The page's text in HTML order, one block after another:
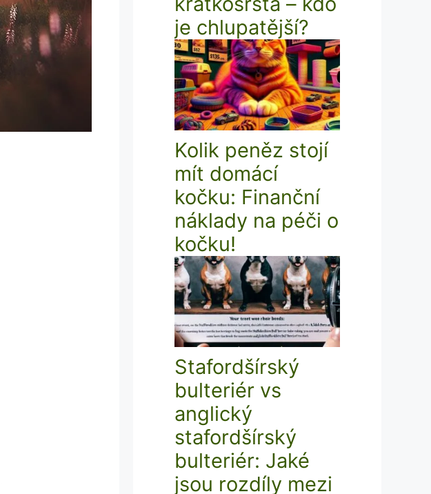
je chlupatější?
Kolik peněz stojí
mít domácí
kočku: Finanční
náklady na péči o
kočku!
Stafordšírský
bulteriér vs
anglický
stafordšírský
bulteriér: Jaké
jsou rozdíly mezi